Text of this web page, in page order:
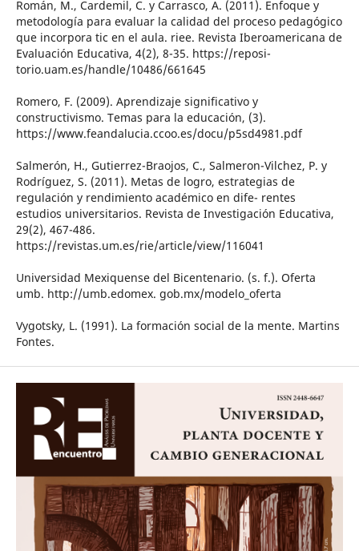
Román, M., Cardemil, C. y Carrasco, A. (2011). Enfoque y
metodología para evaluar la calidad del proceso pedagógico
que incorpora tic en el aula. riee. Revista Iberoamericana de
Evaluación Educativa, 4(2), 8-35. https://reposi-
torio.uam.es/handle/10486/661645
Romero, F. (2009). Aprendizaje significativo y
constructivismo. Temas para la educación, (3).
https://www.feandalucia.ccoo.es/docu/p5sd4981.pdf
Salmerón, H., Gutierrez-Braojos, C., Salmeron-Vilchez, P. y
Rodríguez, S. (2011). Metas de logro, estrategias de
regulación y rendimiento académico en dife- rentes
estudios universitarios. Revista de Investigación Educativa,
29(2), 467-486.
https://revistas.um.es/rie/article/view/116041
Universidad Mexiquense del Bicentenario. (s. f.). Oferta
umb. http://umb.edomex. gob.mx/modelo_oferta
Vygotsky, L. (1991). La formación social de la mente. Martins
Fontes.